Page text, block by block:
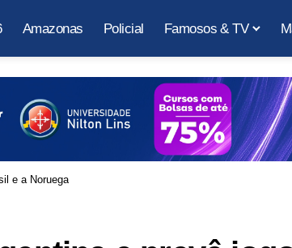
Amazonas Policial Famosos & TV
e a Noruega